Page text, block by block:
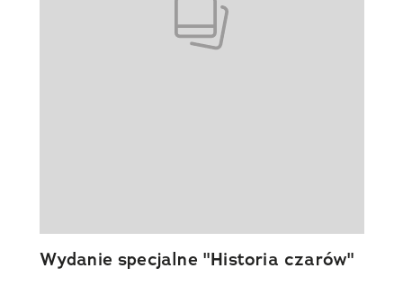
Wydanie specjalne "Historia czarów"